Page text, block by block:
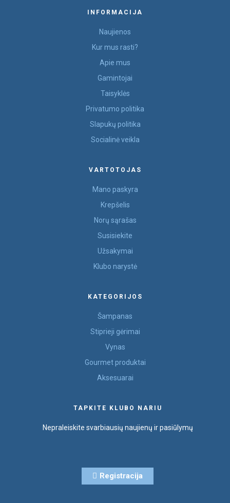
INFORMACIJA
Naujienos
Kur mus rasti?
Apie mus
Gamintojai
Taisyklės
Privatumo politika
Slapukų politika
Socialinė veikla
VARTOTOJAS
Mano paskyra
Krepšelis
Norų sąrašas
Susisiekite
Užsakymai
Klubo narystė
KATEGORIJOS
Šampanas
Stiprieji gėrimai
Vynas
Gourmet produktai
Aksesuarai
TAPKITE KLUBO NARIU
Nepraleiskite svarbiausių naujienų ir pasiūlymų
Registracija